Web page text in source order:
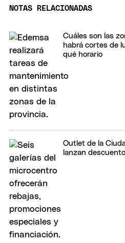
NOTAS RELACIONADAS
Cuáles son las
habrá cortes de
qué horario
Outlet de la
lanzan